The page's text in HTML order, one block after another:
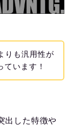
りも汎用性が
います！
出した特徴や